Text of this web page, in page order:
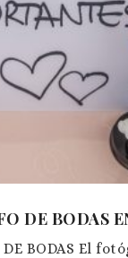
DE BODAS
DE BODAS El